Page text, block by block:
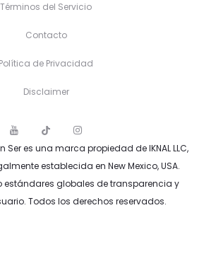
Términos del Servicio
Contacto
Política de Privacidad
Disclaimer
u
u
b
e
T
k
o
k
I
s
a
g
r
a
Ser es una marca propiedad de IKNAL LLC,
establecida en New Mexico, USA.
estándares globales de transparencia y
Todos los derechos reservados.